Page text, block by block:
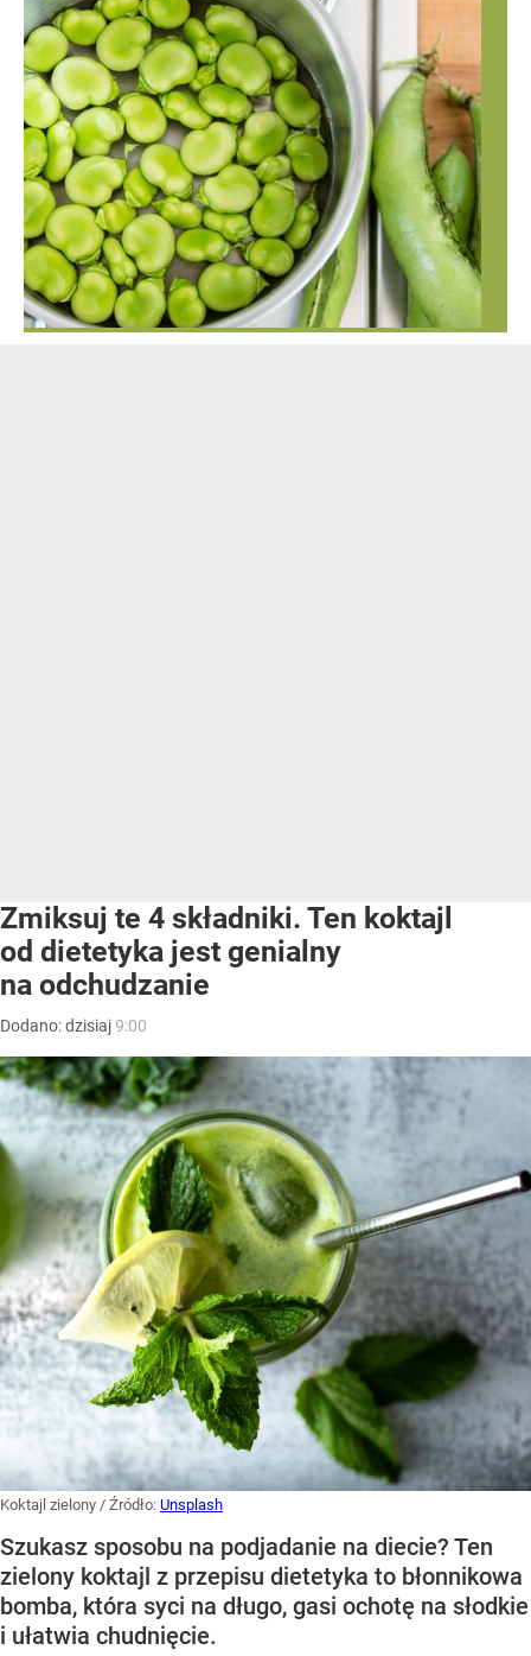
Zmiksuj te 4 składniki. Ten koktajl
od dietetyka jest genialny
na odchudzanie
Dodano:dzisiaj9:00
Koktajl zielony / Źródło: Unsplash
Szukasz sposobu na podjadanie na diecie? Ten
zielony koktajl z przepisu dietetyka to błonnikowa
bomba, która syci na długo, gasi ochotę na słodkie
i ułatwia chudnięcie.